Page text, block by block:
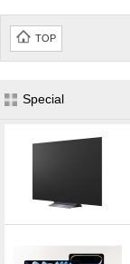
TOP
Special